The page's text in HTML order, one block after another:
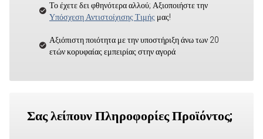
Το έχετε δει φθηνότερα αλλού; Αξιοποιήστε την
Υπόσχεση Αντιστοίχισης Τιμής μας!
Αξιόπιστη ποιότητα με την υποστήριξη άνω των 20
ετών κορυφαίας εμπειρίας στην αγορά
Σας λείπουν Πληροφορίες Προϊόντος;